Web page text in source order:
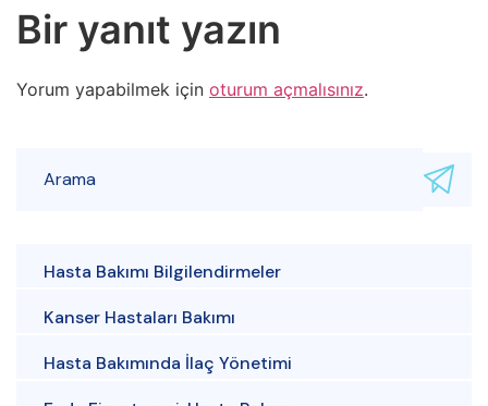
Bir yanıt yazın
Yorum yapabilmek için oturum açmalısınız.
Hasta Bakımı Bilgilendirmeler
Kanser Hastaları Bakımı
Hasta Bakımında İlaç Yönetimi